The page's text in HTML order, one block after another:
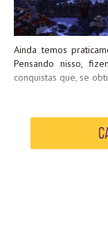
Ainda temos
Pensando nisso,
conquistas que, se